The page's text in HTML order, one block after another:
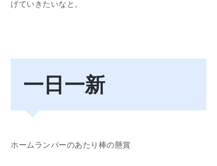
げていきたいなと。
一日一新
ホームランバーのあたり棒の懸賞